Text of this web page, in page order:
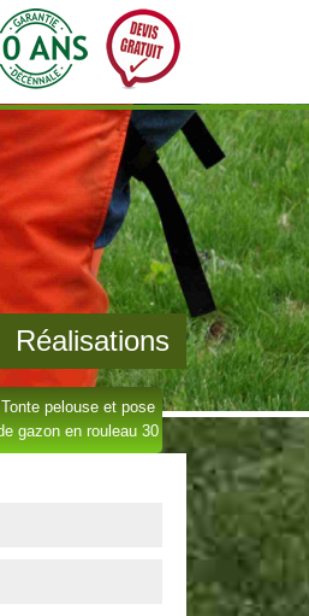
Réalisations
Tonte pelouse et pose
gazon en rouleau 30